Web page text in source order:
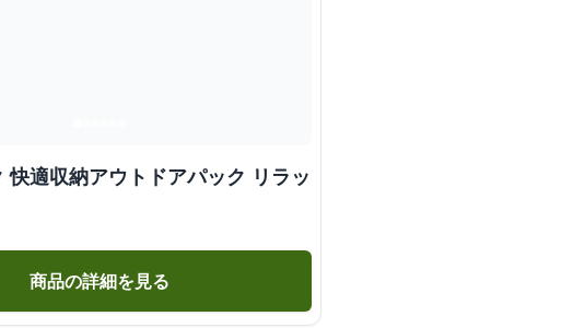
快適収納アウトドアパック リラッ
商品の詳細を見る